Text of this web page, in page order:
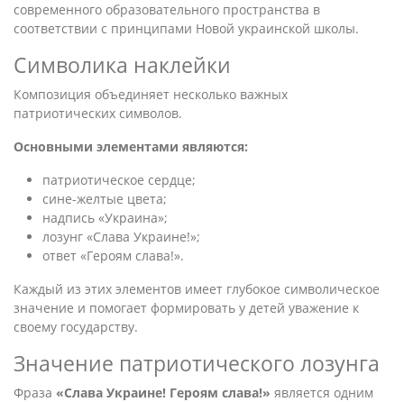
современного образовательного пространства в
соответствии с принципами Новой украинской школы.
Символика наклейки
Композиция объединяет несколько важных
патриотических символов.
Основными элементами являются:
патриотическое сердце;
сине-желтые цвета;
надпись «Украина»;
лозунг «Слава Украине!»;
ответ «Героям слава!».
Каждый из этих элементов имеет глубокое символическое
значение и помогает формировать у детей уважение к
своему государству.
Значение патриотического лозунга
Фраза «Слава Украине! Героям слава!» является одним